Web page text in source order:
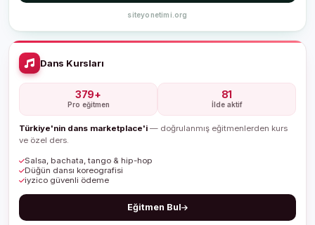
siteyonetimi.org
Dans Kursları
379+
Pro eğitmen
81
İlde aktif
Türkiye'nin dans marketplace'i — doğrulanmış eğitmenlerden kurs
ve özel ders.
Salsa, bachata, tango & hip-hop
Düğün dansı koreografisi
iyzico güvenli ödeme
Eğitmen Bul